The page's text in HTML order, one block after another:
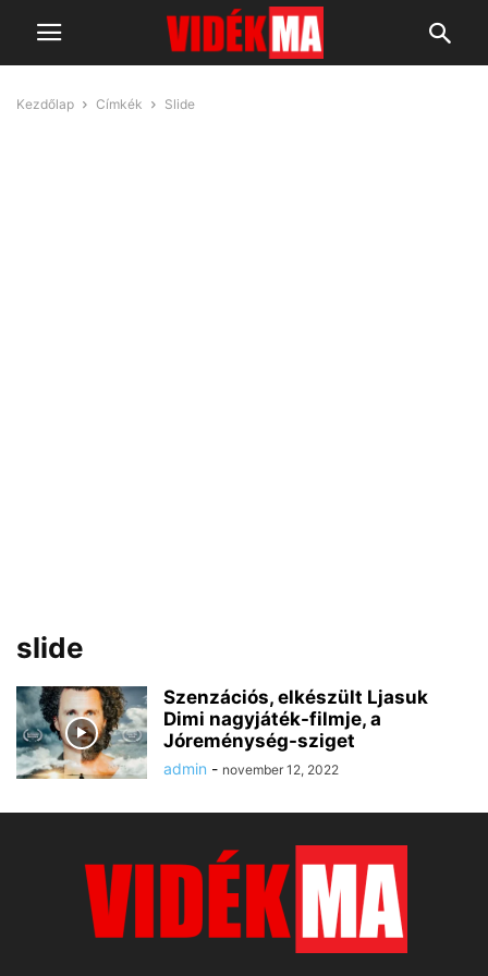
Kezdőlap Címkék Slide
slide
Szenzációs, elkészült Ljasuk
Dimi nagyjáték-filmje, a
Jóreménység-sziget
admin - november 12, 2022